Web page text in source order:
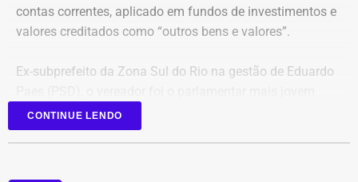
contas correntes, aplicado em fundos de investimentos e
valores creditados como “outros bens e valores”.
Ex-subprefeito da Zona Sul do Rio na gestão de Eduardo
eleito na última legislatura da Câmara e agora disputa,
pela primeira vez, o cargo de deputado estadual.
CONTINUE LENDO